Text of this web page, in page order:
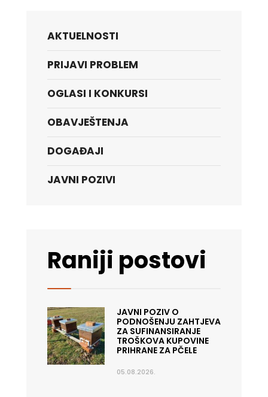
AKTUELNOSTI
PRIJAVI PROBLEM
OGLASI I KONKURSI
OBAVJEŠTENJA
DOGAĐAJI
JAVNI POZIVI
Raniji postovi
JAVNI POZIV O
PODNOŠENJU ZAHTJEVA
ZA SUFINANSIRANJE
TROŠKOVA KUPOVINE
PRIHRANE ZA PČELE
05.08.2026.